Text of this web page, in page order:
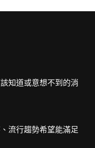
知道或意想不到的消
流行趨勢希望能滿足